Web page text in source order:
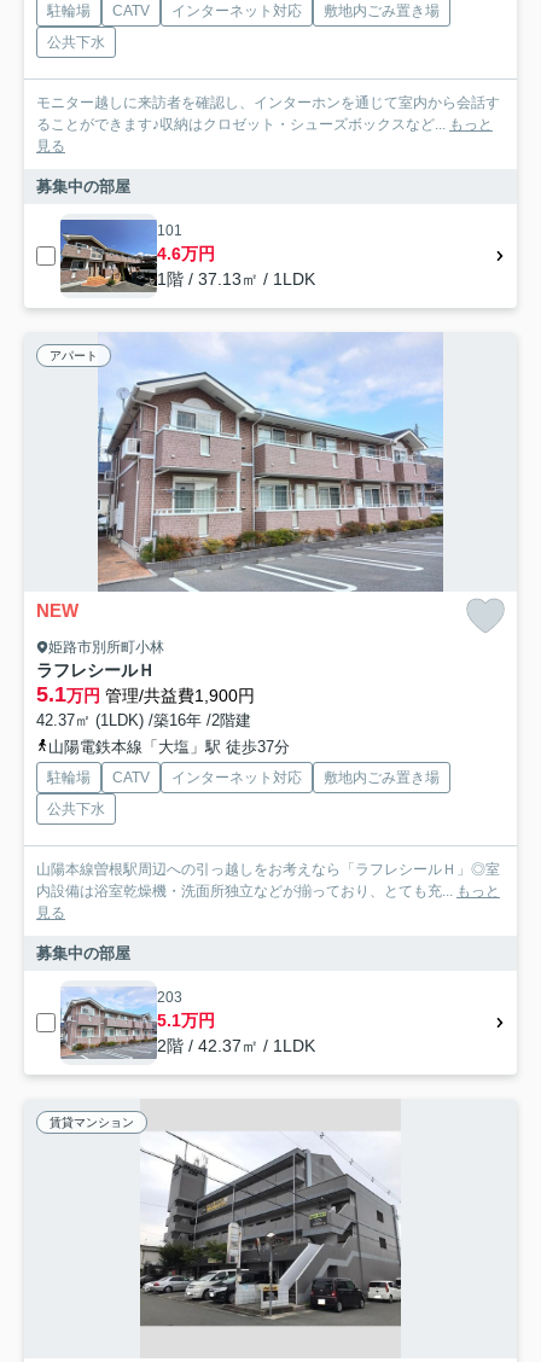
駐輪場 CATV インターネット対応
敷地内ごみ置き場
公共下水
モニター越しに来訪者を確認し、インターホンを通じて室内から会話す
ることができます♪収納はクロゼット・シューズボックスなど... もっと
見る
募集中の部屋
101
4.6万円
1階 / 37.13㎡ / 1LDK
アパート
NEW
姫路市別所町小林
ラフレシールＨ
5.1万円 管理/共益費1,900円
42.37㎡ (1LDK) /築16年 /2階建
山陽電鉄本線「大塩」駅 徒歩37分
駐輪場 CATV インターネット対応
敷地内ごみ置き場
公共下水
山陽本線曽根駅周辺への引っ越しをお考えなら「ラフレシールＨ」◎室
内設備は浴室乾燥機・洗面所独立などが揃っており、とても充... もっと
見る
募集中の部屋
203
5.1万円
2階 / 42.37㎡ / 1LDK
賃貸マンション